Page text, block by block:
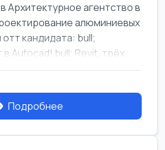
Архитектурное агентство в
алюминиевых
кандидата: bull;
Autocad! bull; Revit, трёх...
Подробнее